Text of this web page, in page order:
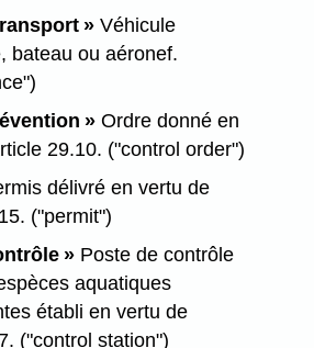
» Véhicule
bateau ou aéronef.
» Ordre donné en
29.10. ("control order")
délivré en vertu de
("permit")
» Poste de contrôle
aquatiques
établi en vertu de
("control station")